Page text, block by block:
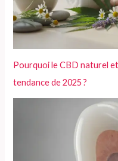
Pourquoi le CBD naturel
tendance de 2025 ?